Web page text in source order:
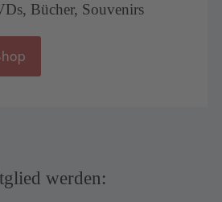
Bücher, Souvenirs
werden: